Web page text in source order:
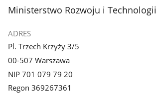
stopka
Ministerstwo Rozwoju i Technologii
ADRES
Pl. Trzech Krzyży 3/5
00-507 Warszawa
NIP 701 079 79 20
Regon 369267361